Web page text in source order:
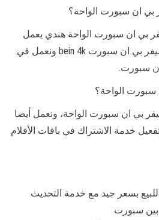
ان سبورت الواحة؟
بي ان سبورت الواحة هندي يعمل
بخبرة عالية في تركيب رسيفر بي ان سبورت bein 4k ونعمل في
سبورت.
الواحة؟
بي ان سبورت الواحة، ونعمل أيضا
خدمة الاشتراك في باقات الأفلام
نوفر رسيفر bein 4k للبيع بسعر جيد مع خدمة التحديث
بين سبورت